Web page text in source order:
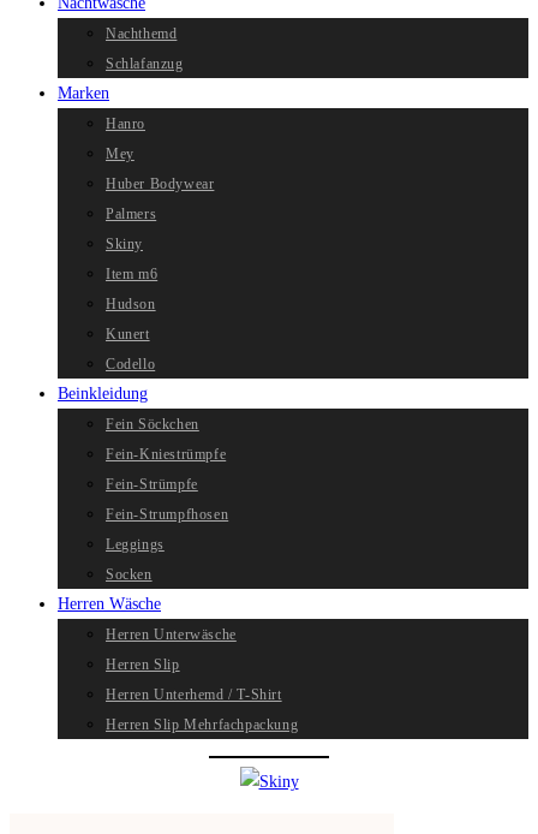
Nachthemd
Schlafanzug
Marken
Hanro
Mey
Huber Bodywear
Palmers
Skiny
Item m6
Hudson
Kunert
Codello
Beinkleidung
Fein Söckchen
Fein-Kniestrümpfe
Fein-Strümpfe
Fein-Strumpfhosen
Leggings
Socken
Herren Wäsche
Herren Unterwäsche
Herren Slip
Herren Unterhemd / T-Shirt
Herren Slip Mehrfachpackung